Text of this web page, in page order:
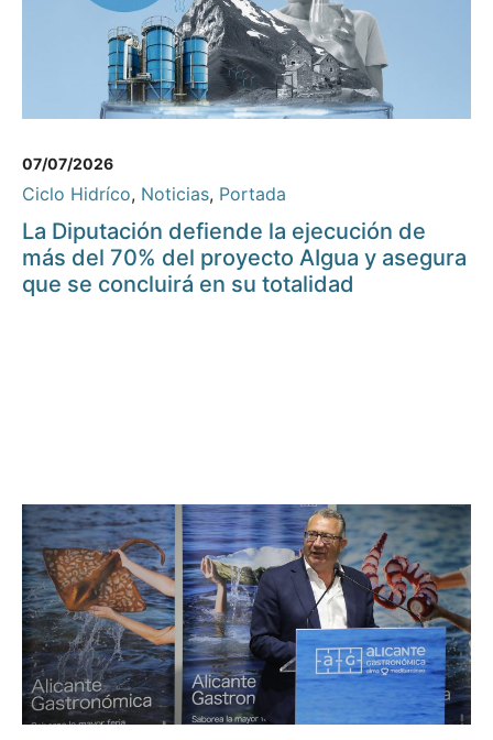
07/07/2026
Ciclo Hidríco, Noticias, Portada
La Diputación defiende la ejecución de
más del 70% del proyecto AIgua y asegura
que se concluirá en su totalidad